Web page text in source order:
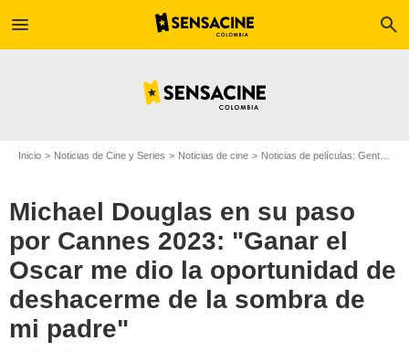
menu search
Inicio Noticias de Cine y Series Noticias de cine Noticias de películas: Gente
Michael Douglas en su paso
por Cannes 2023: "Ganar el
Oscar me dio la oportunidad de
deshacerme de la sombra de
mi padre"